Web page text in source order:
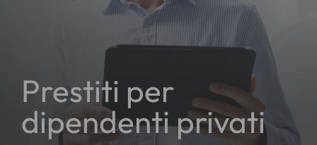
Prestiti per
dipendenti privati